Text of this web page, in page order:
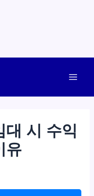
대 시 수익
유